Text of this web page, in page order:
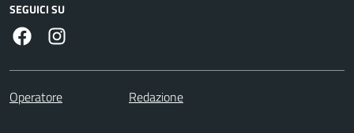
SEGUICI SU
Facebook
Operatore Redazione